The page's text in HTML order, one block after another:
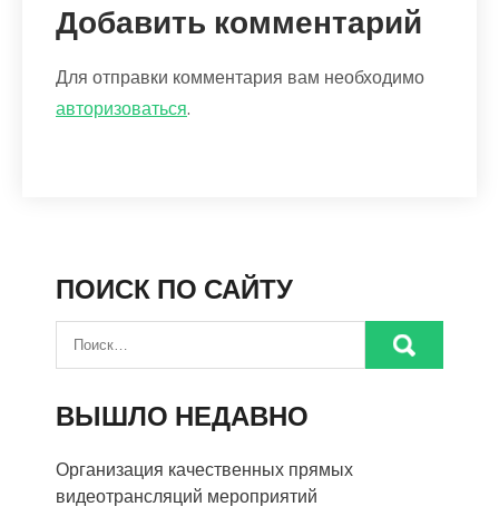
Добавить комментарий
Для отправки комментария вам необходимо
авторизоваться.
ПОИСК ПО САЙТУ
ВЫШЛО НЕДАВНО
Организация качественных прямых
видеотрансляций мероприятий